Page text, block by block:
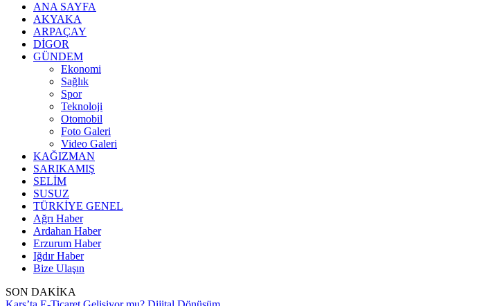
ANA SAYFA
AKYAKA
ARPAÇAY
DİGOR
GÜNDEM
Ekonomi
Sağlık
Spor
Teknoloji
Otomobil
Foto Galeri
Video Galeri
KAĞIZMAN
SARIKAMIŞ
SELİM
SUSUZ
TÜRKİYE GENEL
Ağrı Haber
Ardahan Haber
Erzurum Haber
Iğdır Haber
Bize Ulaşın
SON DAKİKA